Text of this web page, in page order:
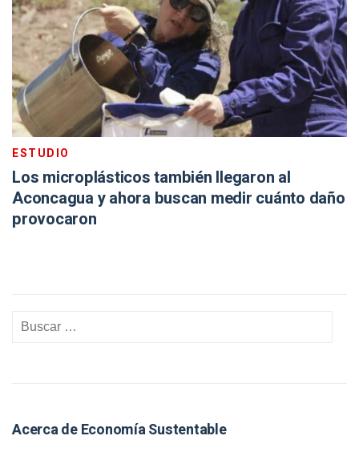
ESTUDIO
Los microplásticos también llegaron al
Aconcagua y ahora buscan medir cuánto daño
provocaron
Acerca de Economía Sustentable